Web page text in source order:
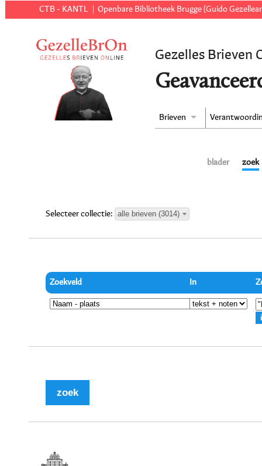
CTB - KANTL Openbare Bibliotheek Brugge (Guido
Gezelles Brieven
Brieven
blader zoek
Selecteer collectie: alle brieven (3014)
Zoekveld In